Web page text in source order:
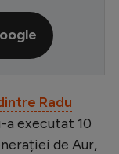
Radu
a executat 10
de Aur,